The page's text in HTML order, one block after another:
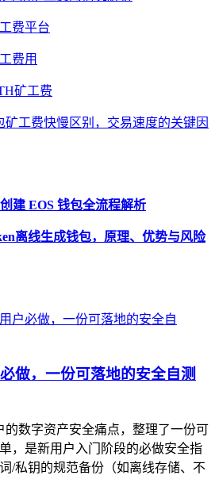
费平台
费用
矿工费
矿工费快慢区别，交易速度的关键因
建 EOS 钱包全流程解析
离线生成钱包，原理、优势与风险
做，一份可落地的安全自测
的数字资产安全痛点，整理了一份可
，是新用户入门阶段的必做安全指
/私钥的规范备份（如离线存储、不